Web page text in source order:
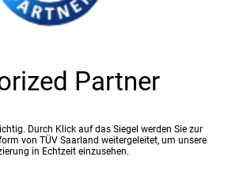
Partner
Durch Klick auf das Siegel werden Sie zur
von TÜV Saarland weitergeleitet, um unsere
in Echtzeit einzusehen.